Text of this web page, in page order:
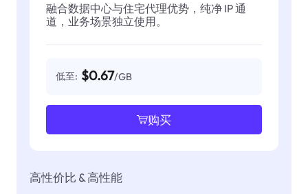
融合数据中心与住宅代理优势，纯净 IP 通
道，业务场景独立使用。
低至: $0.67/GB
购买
高性价比 & 高性能